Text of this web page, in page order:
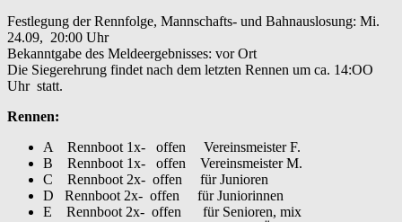
Festlegung der Rennfolge, Mannschafts- und Bahnauslosung: Mi.
24.09, 20:00 Uhr
Bekanntgabe des Meldeergebnisses: vor Ort
Die Siegerehrung findet nach dem letzten Rennen um ca. 14:OO
Uhr statt.
Rennen:
A Rennboot 1x- offen Vereinsmeister F.
B Rennboot 1x- offen Vereinsmeister M.
C Rennboot 2x- offen für Junioren
D Rennboot 2x- offen für Juniorinnen
E Rennboot 2x- offen für Senioren, mix